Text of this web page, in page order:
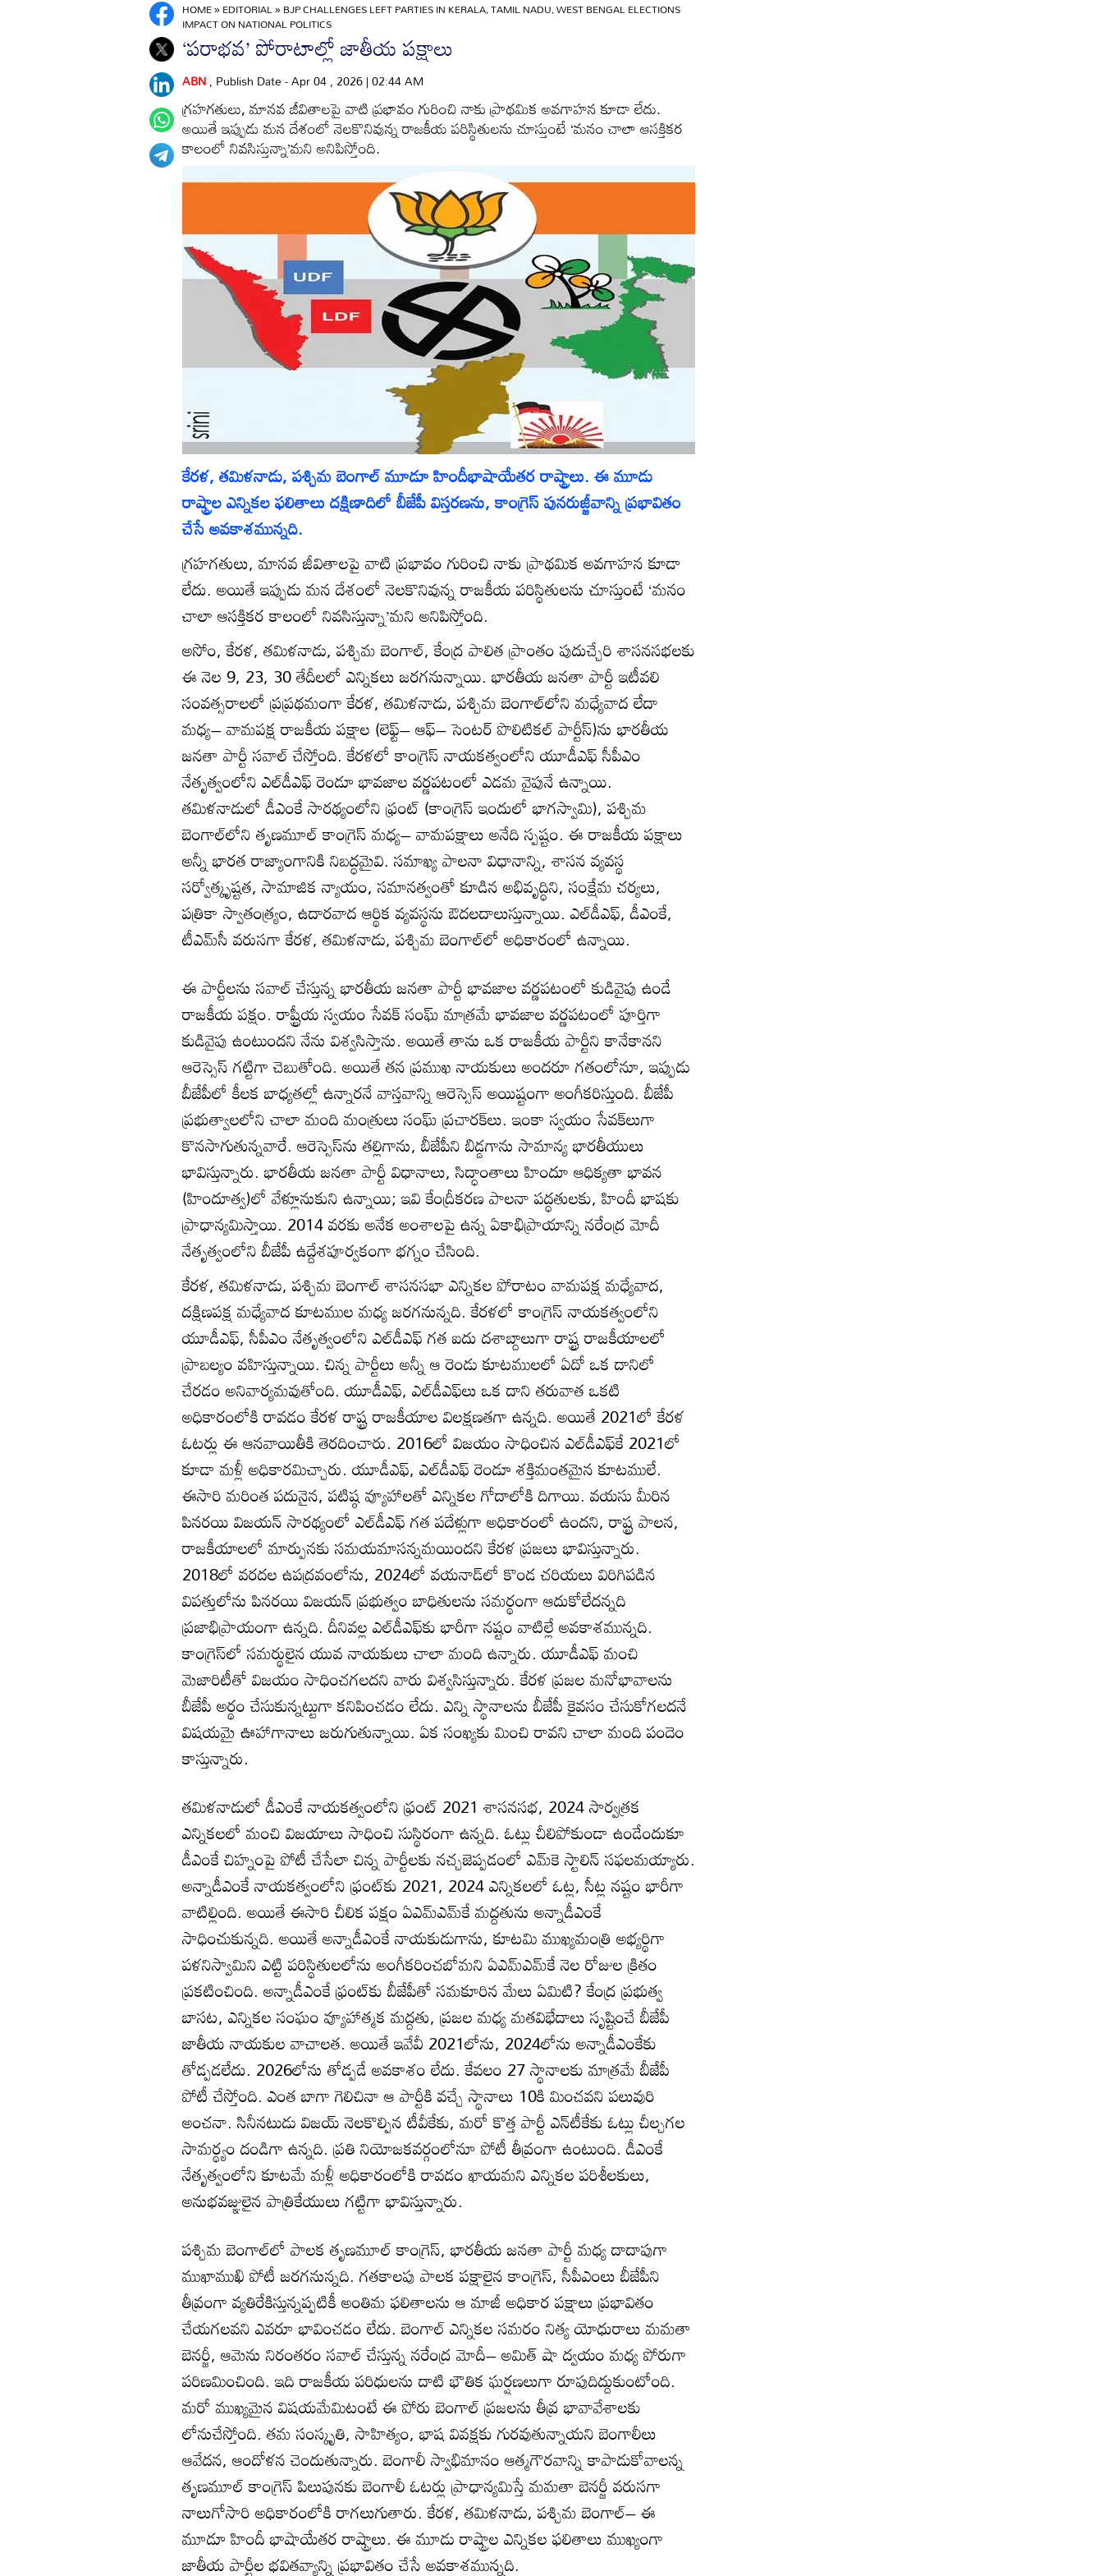
HOME»EDITORIAL»BJP CHALLENGES LEFT PARTIES IN KERALA, TAMIL NADU, WEST BENGAL ELECTIONS
IMPACT ON NATIONAL POLITICS
‘పరాభవ’ పోరాటాల్లో జాతీయ పక్షాలు
ABN, Publish Date - Apr 04 , 2026 | 02:44 AM
గ్రహగతులు, మానవ జీవితాలపై వాటి ప్రభావం గురించి నాకు ప్రాథమిక అవగాహన కూడా లేదు.
అయితే ఇప్పుడు మన దేశంలో నెలకొనివున్న రాజకీయ పరిస్థితులను చూస్తుంటే ‘మనం చాలా ఆసక్తికర
కాలంలో నివసిస్తున్నా’మని అనిపిస్తోంది.
కేరళ, తమిళనాడు, పశ్చిమ బెంగాల్‌ మూడూ హిందీభాషాయేతర రాష్ట్రాలు. ఈ మూడు
రాష్ట్రాల ఎన్నికల ఫలితాలు దక్షిణాదిలో బీజేపీ విస్తరణను, కాంగ్రెస్‌ పునరుజ్జీవాన్ని ప్రభావితం
చేసే అవకాశమున్నది.
గ్రహగతులు, మానవ జీవితాలపై వాటి ప్రభావం గురించి నాకు ప్రాథమిక అవగాహన కూడా
లేదు. అయితే ఇప్పుడు మన దేశంలో నెలకొనివున్న రాజకీయ పరిస్థితులను చూస్తుంటే ‘మనం
చాలా ఆసక్తికర కాలంలో నివసిస్తున్నా’మని అనిపిస్తోంది.
అసోం, కేరళ, తమిళనాడు, పశ్చిమ బెంగాల్‌, కేంద్ర పాలిత ప్రాంతం పుదుచ్చేరి శాసనసభలకు
ఈ నెల 9, 23, 30 తేదీలలో ఎన్నికలు జరగనున్నాయి. భారతీయ జనతా పార్టీ ఇటీవలి
సంవత్సరాలలో ప్రప్రథమంగా కేరళ, తమిళనాడు, పశ్చిమ బెంగాల్‌లోని మధ్యేవాద లేదా
మధ్య– వామపక్ష రాజకీయ పక్షాల (లెఫ్ట్‌– ఆఫ్‌– సెంటర్‌ పొలిటికల్‌ పార్టీస్‌)ను భారతీయ
జనతా పార్టీ సవాల్‌ చేస్తోంది. కేరళలో కాంగ్రెస్‌ నాయకత్వంలోని యూడీఎఫ్‌ సీపీఎం
నేతృత్వంలోని ఎల్‌డీఎఫ్‌ రెండూ భావజాల వర్ణపటంలో ఎడమ వైపునే ఉన్నాయి.
తమిళనాడులో డీఎంకే సారథ్యంలోని ఫ్రంట్‌ (కాంగ్రెస్‌ ఇందులో భాగస్వామి), పశ్చిమ
బెంగాల్‌లోని తృణమూల్‌ కాంగ్రెస్‌ మధ్య– వామపక్షాలు అనేది స్పష్టం. ఈ రాజకీయ పక్షాలు
అన్నీ భారత రాజ్యాంగానికి నిబద్ధమైవి. సమాఖ్య పాలనా విధానాన్ని, శాసన వ్యవస్థ
సర్వోత్కృష్టత, సామాజిక న్యాయం, సమానత్వంతో కూడిన అభివృద్ధిని, సంక్షేమ చర్యలు,
పత్రికా స్వాతంత్ర్యం, ఉదారవాద ఆర్థిక వ్యవస్థను ఔదలదాలుస్తున్నాయి. ఎల్‌డీఎఫ్‌, డీఎంకే,
టీఎమ్‌సీ వరుసగా కేరళ, తమిళనాడు, పశ్చిమ బెంగాల్‌లో అధికారంలో ఉన్నాయి.
ఈ పార్టీలను సవాల్‌ చేస్తున్న భారతీయ జనతా పార్టీ భావజాల వర్ణపటంలో కుడివైపు ఉండే
రాజకీయ పక్షం. రాష్ట్రీయ స్వయం సేవక్‌ సంఘ్‌ మాత్రమే భావజాల వర్ణపటంలో పూర్తిగా
కుడివైపు ఉంటుందని నేను విశ్వసిస్తాను. అయితే తాను ఒక రాజకీయ పార్టీని కానేకానని
ఆరెస్సెస్‌ గట్టిగా చెబుతోంది. అయితే తన ప్రముఖ నాయకులు అందరూ గతంలోనూ, ఇప్పుడు
బీజేపీలో కీలక బాధ్యతల్లో ఉన్నారనే వాస్తవాన్ని ఆరెస్సెస్‌ అయిష్టంగా అంగీకరిస్తుంది. బీజేపీ
ప్రభుత్వాలలోని చాలా మంది మంత్రులు సంఘ్‌ ప్రచారక్‌లు. ఇంకా స్వయం సేవక్‌లుగా
కొనసాగుతున్నవారే. ఆరెస్సెస్‌ను తల్లిగాను, బీజేపీని బిడ్డగాను సామాన్య భారతీయులు
భావిస్తున్నారు. భారతీయ జనతా పార్టీ విధానాలు, సిద్ధాంతాలు హిందూ ఆధిక్యతా భావన
(హిందూత్వ)లో వేళ్లూనుకుని ఉన్నాయి; ఇవి కేంద్రీకరణ పాలనా పద్ధతులకు, హిందీ భాషకు
ప్రాధాన్యమిస్తాయి. 2014 వరకు అనేక అంశాలపై ఉన్న ఏకాభిప్రాయాన్ని నరేంద్ర మోదీ
నేతృత్వంలోని బీజేపీ ఉద్దేశపూర్వకంగా భగ్నం చేసింది.
కేరళ, తమిళనాడు, పశ్చిమ బెంగాల్‌ శాసనసభా ఎన్నికల పోరాటం వామపక్ష మధ్యేవాద,
దక్షిణపక్ష మధ్యేవాద కూటముల మధ్య జరగనున్నది. కేరళలో కాంగ్రెస్‌ నాయకత్వంలోని
యూ‍డీఎఫ్‌, సీపీఎం నేతృత్వంలోని ఎల్‌డీఎఫ్‌ గత ఐదు దశాబ్దాలుగా రాష్ట్ర రాజకీయాలలో
ప్రాబల్యం వహిస్తున్నాయి. చిన్న పార్టీలు అన్నీ ఆ రెండు కూటములలో ఏదో ఒక దానిలో
చేరడం అనివార్యమవుతోంది. యూడీఎఫ్‌, ఎల్‌డీఎఫ్‌లు ఒక దాని తరువాత ఒకటి
అధికారంలోకి రావడం కేరళ రాష్ట్ర రాజకీయాల విలక్షణతగా ఉన్నది. అయితే 2021లో కేరళ
ఓటర్లు ఈ ఆనవాయితీకి తెరదించారు. 2016లో విజయం సాధించిన ఎల్‌డీఎఫ్‌కే 2021లో
కూడా మళ్లీ అధికారమిచ్చారు. యూడీఎఫ్‌, ఎల్‌డీఎఫ్‌ రెండూ శక్తిమంతమైన కూటములే.
ఈసారి మరింత పదునైన, పటిష్ఠ వ్యూహాలతో ఎన్నికల గోదాలోకి దిగాయి. వయసు మీరిన
పినరయి విజయన్‌ సారథ్యంలో ఎల్‌డీఎఫ్‌ గత పదేళ్లుగా అధికారంలో ఉందని, రాష్ట్ర పాలన,
రాజకీయాలలో మార్పునకు సమయమాసన్నమయిందని కేరళ ప్రజలు భావిస్తున్నారు.
2018లో వరదల ఉపద్రవంలోను, 2024లో వయనాడ్‌లో కొండ చరియలు విరిగిపడిన
విపత్తులోను పినరయి విజయన్‌ ప్రభుత్వం బాధితులను సమర్థంగా ఆదుకోలేదన్నది
ప్రజాభిప్రాయంగా ఉన్నది. దీనివల్ల ఎల్‌డీఎఫ్‌కు భారీగా నష్టం వాటిల్లే అవకాశమున్నది.
కాంగ్రెస్‌లో సమర్థులైన యువ నాయకులు చాలా మంది ఉన్నారు. యూడీఎఫ్‌ మంచి
మెజారిటీతో విజయం సాధించగలదని వారు విశ్వసిస్తున్నారు. కేరళ ప్రజల మనోభావాలను
బీజేపీ అర్థం చేసుకున్నట్టుగా కనిపించడం లేదు. ఎన్ని స్థానాలను బీజేపీ కైవసం చేసుకోగలదనే
విషయమై ఊహాగానాలు జరుగుతున్నాయి. ఏక సంఖ్యకు మించి రావని చాలా మంది పందెం
కాస్తున్నారు.
తమిళనాడులో డీఎంకే నాయకత్వంలోని ఫ్రంట్‌ 2021 శాసనసభ, 2024 సార్వత్రక
ఎన్నికలలో మంచి విజయాలు సాధించి సుస్థిరంగా ఉన్నది. ఓట్లు చీలిపోకుండా ఉండేందుకూ
డీఎంకే చిహ్నంపై పోటీ చేసేలా చిన్న పార్టీలకు నచ్చజెప్పడంలో ఎమ్‌కె స్టాలిన్‌ సఫలమయ్యారు.
అన్నాడీఎంకే నాయకత్వంలోని ఫ్రంట్‌కు 2021, 2024 ఎన్నికలలో ఓట్ల, సీట్ల నష్టం భారీగా
వాటిల్లింది. అయితే ఈసారి చీలిక పక్షం ఏఎమ్‌ఎమ్‌కే మద్దతును అన్నాడీఎంకే
సాధించుకున్నది. అయితే అన్నాడీఎంకే నాయకుడుగాను, కూటమి ముఖ్యమంత్రి అభ్యర్థిగా
పళనిస్వామిని ఎట్టి పరిస్థితులలోను అంగీకరించబోమని ఏఎమ్‌ఎమ్‌కే నెల రోజుల క్రితం
ప్రకటించింది. అన్నాడీఎంకే ఫ్రంట్‌కు బీజేపీతో సమకూరిన మేలు ఏమిటి? కేంద్ర ప్రభుత్వ
బాసట, ఎన్నికల సంఘం వ్యూహాత్మక మద్దతు, ప్రజల మధ్య మతవిభేదాలు సృష్టించే బీజేపీ
జాతీయ నాయకుల వాచాలత. అయితే ఇవేవీ 2021లోను, 2024లోను అన్నాడీఎంకేకు
తోడ్పడలేదు. 2026లోను తోడ్పడే అవకాశం లేదు. కేవలం 27 స్థానాలకు మాత్రమే బీజేపీ
పోటీ చేస్తోంది. ఎంత బాగా గెలిచినా ఆ పార్టీకి వచ్చే స్థానాలు 10కి మించవని పలువురి
అంచనా. సినీనటుడు విజయ్‌ నెలకొల్పిన టీవీకేకు, మరో కొత్త పార్టీ ఎన్‌టీకేకు ఓట్లు చీల్చగల
సామర్థ్యం దండిగా ఉన్నది. ప్రతి నియోజకవర్గంలోనూ పోటీ తీవ్రంగా ఉంటుంది. డీఎంకే
నేతృత్వంలోని కూటమే మళ్లీ అధికారంలోకి రావడం ఖాయమని ఎన్నికల పరిశీలకులు,
అనుభవజ్ఞులైన పాత్రికేయులు గట్టిగా భావిస్తున్నారు.
పశ్చిమ బెంగాల్‌లో పాలక తృణమూల్‌ కాంగ్రెస్‌, భారతీయ జనతా పార్టీ మధ్య దాదాపుగా
ముఖాముఖి పోటీ జరగనున్నది. గతకాలపు పాలక పక్షాలైన కాంగ్రెస్‌, సీపీఎంలు బీజేపీని
తీవ్రంగా వ్యతిరేకిస్తున్నప్పటికీ అంతిమ ఫలితాలను ఆ మాజీ అధికార పక్షాలు ప్రభావితం
చేయగలవని ఎవరూ భావించడం లేదు. బెంగాల్‌ ఎన్నికల సమరం నిత్య యోధురాలు మమతా
బెనర్జీ, ఆమెను నిరంతరం సవాల్‌ చేస్తున్న నరేంద్ర మోదీ– అమిత్‌ షా ద్వయం మధ్య పోరుగా
పరిణమించింది. ఇది రాజకీయ పరిధులను దాటి భౌతిక ఘర్షణలుగా రూపుదిద్దుకుంటోంది.
మరో ముఖ్యమైన విషయమేమిటంటే ఈ పోరు బెంగాల్‌ ప్రజలను తీవ్ర భావావేశాలకు
లోనుచేస్తోంది. తమ సంస్కృతి, సాహిత్యం, భాష వివక్షకు గురవుతున్నాయని బెంగాలీలు
ఆవేదన, ఆందోళన చెందుతున్నారు. బెంగాలీ స్వాభిమానం ఆత్మగౌరవాన్ని కాపాడుకోవాలన్న
తృణమూల్‌ కాంగ్రెస్‌ పిలుపునకు బెంగాలీ ఓటర్లు ప్రాధాన్యమిస్తే మమతా బెనర్జీ వరుసగా
నాలుగోసారి అధికారంలోకి రాగలుగుతారు. కేరళ, తమిళనాడు, పశ్చిమ బెంగాల్‌– ఈ
మూడూ హిందీ భాషాయేతర రాష్ట్రాలు. ఈ మూడు రాష్ట్రాల ఎన్నికల ఫలితాలు ముఖ్యంగా
జాతీయ పార్టీల భవితవ్యాన్ని ప్రభావితం చేసే అవకాశమున్నది.